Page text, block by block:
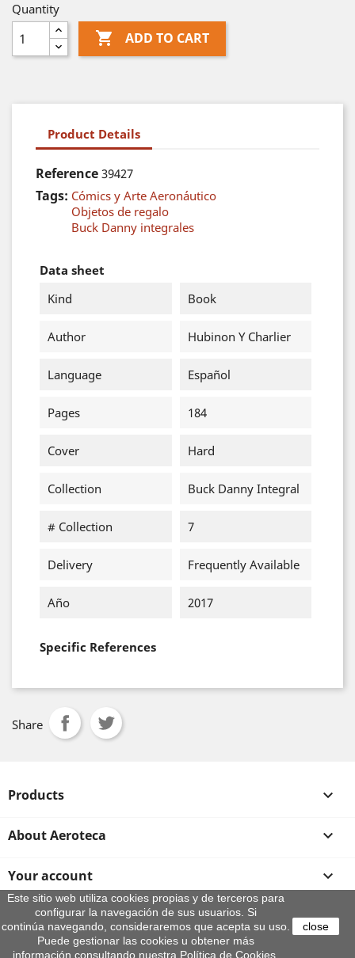
Quantity
 ADD TO CART
Product Details
Reference 39427
Tags: Cómics y Arte Aeronáutico
Objetos de regalo
Buck Danny integrales
Data sheet
Kind
Book
Author Hubinon Y Charlier
Language Español
Pages 184
Cover Hard
Collection Buck Danny Integral
# Collection 7
Delivery Frequently Available
Año 2017
Specific References
Share
Products 
About Aeroteca 
Your account 
Store information
Este sitio web utiliza cookies propias y de terceros para
configurar la navegación de sus usuarios. Si
continúa navegando, consideraremos que acepta su uso.
Puede gestionar las cookies u obtener más
información consultando nuestra Política de Cookies.
close
© 2026 - By Aeroteca